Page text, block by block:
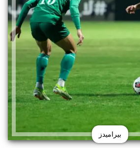
بيراميدز